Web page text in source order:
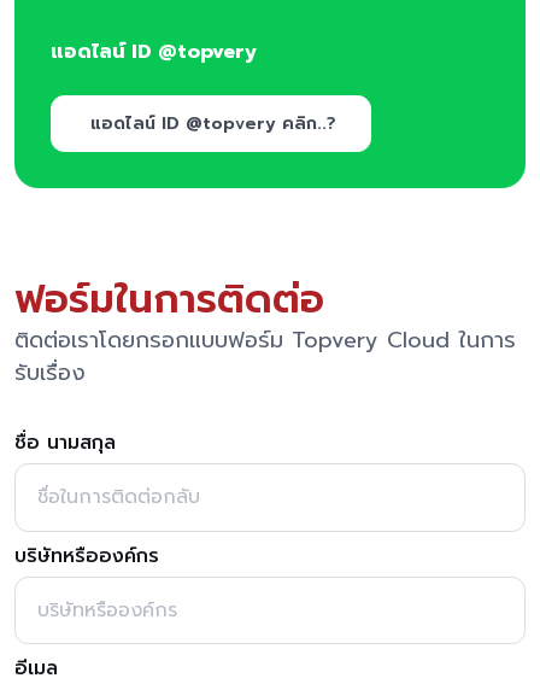
แอดไลน์ ID @topvery
แอดไลน์ ID @topvery คลิก..?
ฟอร์มในการติดต่อ
ติดต่อเราโดยกรอกแบบฟอร์ม Topvery Cloud ในการ
รับเรื่อง
ชื่อ นามสกุล
บริษัทหรือองค์กร
อีเมล